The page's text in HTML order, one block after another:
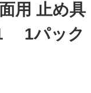
用 止め具
1パック